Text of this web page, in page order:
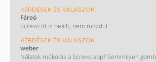
KÉRDÉSEK ÉS VÁLASZOK
Fáreó
Screvo itt is beállt, nem mozdul.
KÉRDÉSEK ÉS VÁLASZOK
weber
Nálatok működik a Screvo app? Semmilyen